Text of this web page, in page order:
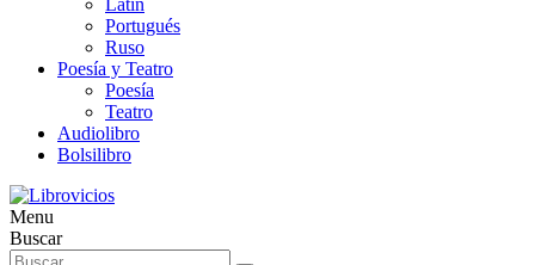
Latín
Portugués
Ruso
Poesía y Teatro
Poesía
Teatro
Audiolibro
Bolsilibro
Menu
Buscar